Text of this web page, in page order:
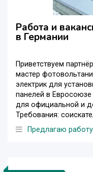
Работа и
в Германии
Приветствуем
мастер
электрик для
панелей в
для официальной и
Требования:
Предлагаю работу